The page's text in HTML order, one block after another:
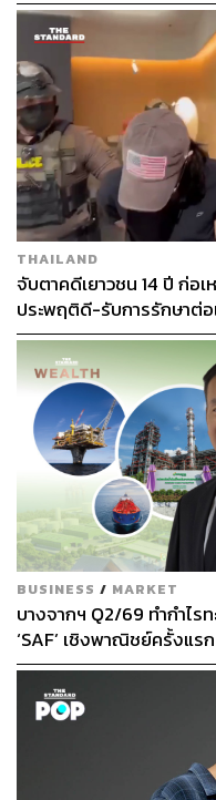
การเน้นทำความเข้าใจกั
หลักการทางวิทยาศาส
ส่วนใหญ่ไลฟ์โค้ชจะเน้นไ
หมายในชีวิต เช่น ถ้าอยา
อย่างไร อะไรคืออุปสรรค
สำเร็จ เรื่องพวกนี้คือครึ่
นั้น”
อย่างไรก็ตาม สาเหตุที่ต้
โค้ชเกี่ยวกับวิทยาศาสตร์
(Neuro-Linguistic
พูดและภาษากายที่มีผลต่
ในศาสตร์ด้านไลฟ์โค้ชยัง
ตามกระบวนการทางวิทย
“ความต่างของสิ่งที่เรา
and Decision Sciences
ศาสตร์ไลฟ์โค้ชคือเรื่อง
วิทยาศาสตร์ เราต้องอ่า
ทางการจากประชาคมวิท
เพื่อหาหลักการต่างๆ แ
ขณะที่ NLP คือศาสตร์ที่ยั
กระบวนการวิทยาศาสตร์
โหราศาสตร์ที่อาจจะยังไ
ผลลัพธ์ ขณะที่วิทยาศาสต
ผลลัพธ์ได้อย่างแม่นยำ
ชีววิทยา
“แต่ถามว่าคนที่เรียนห
โค้ชที่เก่งเสมอไปไหม มั
ภาคปฏิบัติหรือการนำไป
ตามหลักวิทยาศาสตร์พว
อาจจะเก่งในการเปลี่ยน
THAILAND
จับตาคดีเยาวชน 14 ปี ก่อ
ประพฤติดี-รับการรักษาต่
BUSINESS / MARKET
บางจากฯ Q2/69 ทำกำไร
‘SAF’ เชิงพาณิชย์ครั้งแร
ล้าน